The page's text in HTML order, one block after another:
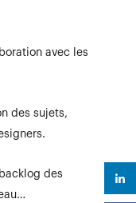
avec les
des sujets,
des